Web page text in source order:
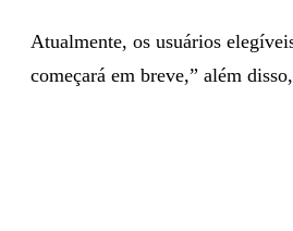
Atualmente, os usuários
começará em breve,” além